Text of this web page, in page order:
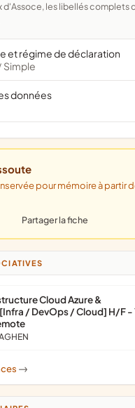
d'Assoce, les libellés complets
et régime de déclaration
Simple
données
Partager la fiche
Cloud Azure &
/ DevOps / Cloud] H/F -
->